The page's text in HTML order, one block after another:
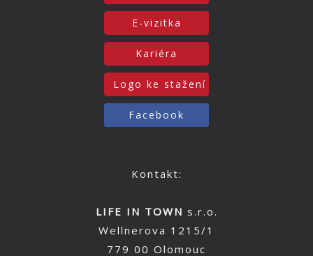
E-vizitka
Kariéra
Logo ke stažení
Facebook
Kontakt:
LIFE IN TOWN s.r.o.
Wellnerova 1215/1
779 00 Olomouc